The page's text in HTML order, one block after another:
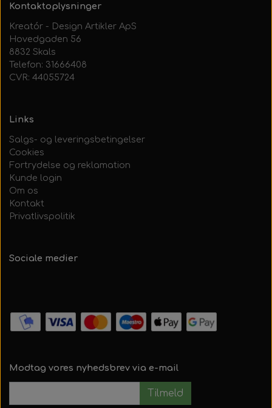
Kontaktoplysninger
Kreatór - Design Artikler ApS
Hovedgaden 56
8832 Skals
Telefon: 31666408
CVR: 44055724
Links
Salgs- og leveringsbetingelser
Cookies
Fortrydelse og reklamation
Kunde login
Om os
Kontakt
Privatlivspolitik
Sociale medier
Modtag vores nyhedsbrev via e-mail
Tilmeld